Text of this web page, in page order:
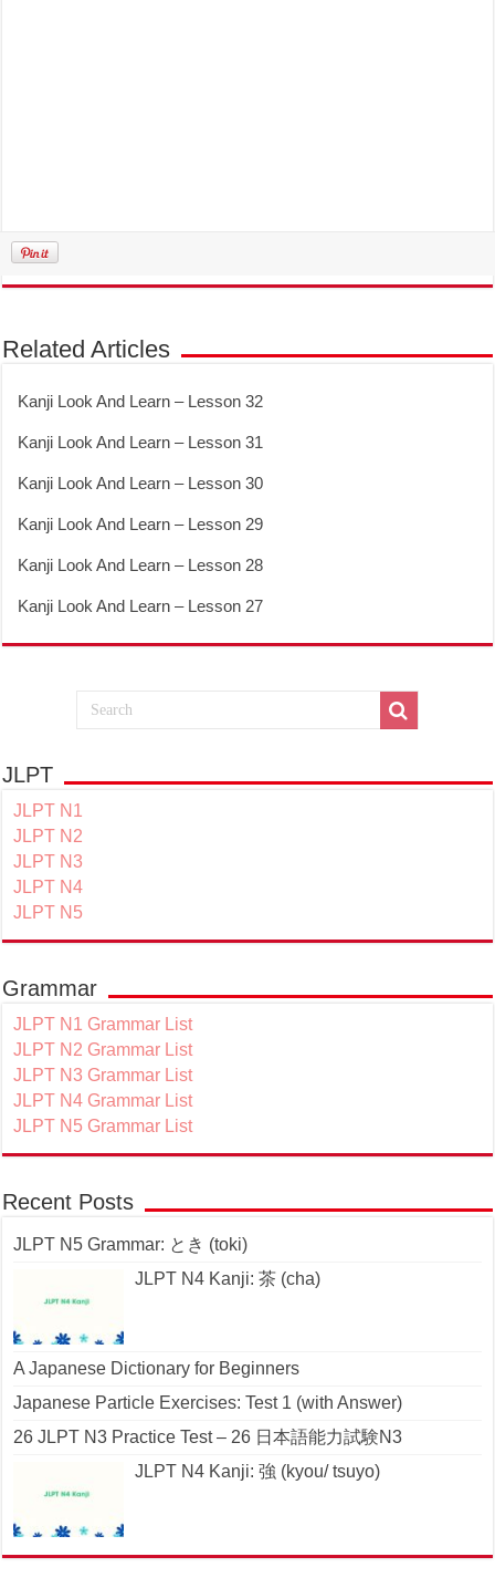
Related Articles
Kanji Look And Learn – Lesson 32
Kanji Look And Learn – Lesson 31
Kanji Look And Learn – Lesson 30
Kanji Look And Learn – Lesson 29
Kanji Look And Learn – Lesson 28
Kanji Look And Learn – Lesson 27
JLPT
JLPT N1
JLPT N2
JLPT N3
JLPT N4
JLPT N5
Grammar
JLPT N1 Grammar List
JLPT N2 Grammar List
JLPT N3 Grammar List
JLPT N4 Grammar List
JLPT N5 Grammar List
Recent Posts
JLPT N5 Grammar: とき (toki)
JLPT N4 Kanji: 茶 (cha)
A Japanese Dictionary for Beginners
Japanese Particle Exercises: Test 1 (with Answer)
26 JLPT N3 Practice Test – 26 日本語能力試験N3
JLPT N4 Kanji: 強 (kyou/ tsuyo)